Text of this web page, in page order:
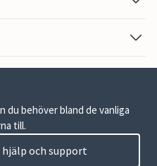
behöver bland de vanliga
till.
och support